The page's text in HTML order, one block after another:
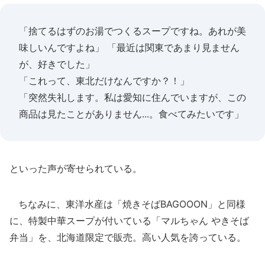
「捨てるはずのお湯でつくるスープですね。あれが美
味しいんですよね」 「最近は関東であまり見ません
が、好きでした」
「これって、東北だけなんですか？！」
「突然失礼します。私は愛知に住んでいますが、この
商品は見たことがありません...。食べてみたいです」
といった声が寄せられている。
ちなみに、東洋水産は「焼きそばBAGOOON」と同様
に、特製中華スープが付いている「マルちゃん やきそば
弁当」を、北海道限定で販売。高い人気を誇っている。